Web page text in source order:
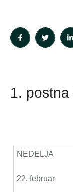
1.
NEDELJA
22. februar